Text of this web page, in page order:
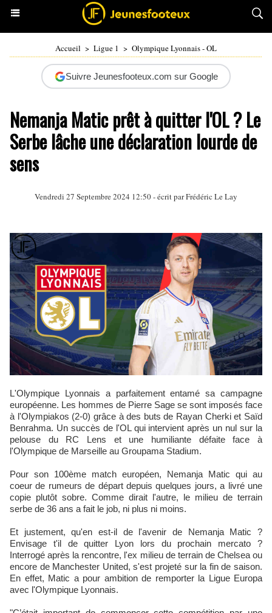
Accueil > Ligue 1 > Olympique Lyonnais - OL
Suivre Jeunesfooteux.com sur Google
Nemanja Matic prêt à quitter l'OL ? Le
Serbe lâche une déclaration lourde de
sens
Vendredi 27 Septembre 2024 12:50 - écrit parFrédéric Le Lay
L'Olympique Lyonnais a parfaitement entamé sa campagne
européenne. Les hommes de Pierre Sage se sont imposés face
à l'Olympiakos (2-0) grâce à des buts de Rayan Cherki et Saïd
Benrahma. Un succès de l'OL qui intervient après un nul sur la
pelouse du RC Lens et une humiliante défaite face à
l'Olympique de Marseille au Groupama Stadium.
Pour son 100ème match européen, Nemanja Matic qui au
coeur de rumeurs de départ depuis quelques jours, a livré une
copie plutôt sobre. Comme dirait l'autre, le milieu de terrain
serbe de 36 ans a fait le job, ni plus ni moins.
Et justement, qu'en est-il de l'avenir de Nemanja Matic ?
Envisage t'il de quitter Lyon lors du prochain mercato ?
Interrogé après la rencontre, l'ex milieu de terrain de Chelsea ou
encore de Manchester United, s'est projeté sur la fin de saison.
En effet, Matic a pour ambition de remporter la Ligue Europa
avec l'Olympique Lyonnais.